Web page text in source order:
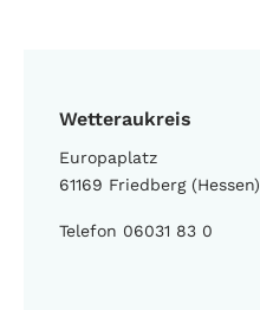
Wetteraukreis
Europaplatz
61169 Friedberg (Hessen)
Telefon 06031 83 0